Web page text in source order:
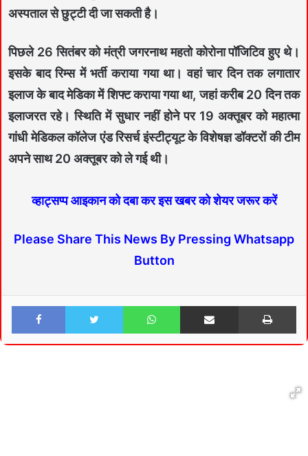
अस्पताल से छुट्टी दी जा सकती है।
पिछले 26 सितंबर को मंत्री जगरनाथ महतो कोरोना पॉजिटिव हुए थे।
इसके बाद रिम्स में भर्ती कराया गया था। वहां चार दिन तक लगातार
इलाज के बाद मेडिका में शिफ्ट कराया गया था, जहां करीब 20 दिन तक
इलाजरत रहे। स्थिति में सुधार नहीं होने पर 19 अक्तूबर को महात्मा
गांधी मेडिकल कॉलेज एंड रिसर्च इंस्टीट्यूट के विशेषज्ञ डॉक्टरों की टीम
अपने साथ 20 अक्तूबर को ले गई थी।
व्हाट्सप्प आइकान को दबा कर इस खबर को शेयर जरूर करें
Please Share This News By Pressing Whatsapp
Button
Facebook Twitter WhatsApp Share via Email Print